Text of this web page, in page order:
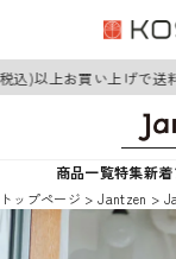
以上お買い上げで送料
商品一覧特集新
トップページ Jantzen